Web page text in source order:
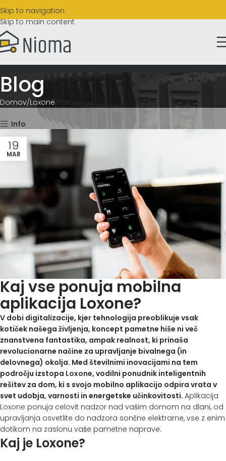
Skip to navigation
Skip to main content
Blog
Domov Loxone
Info
19
MAR
Kaj vse ponuja mobilna
aplikacija Loxone?
V dobi digitalizacije, kjer tehnologija preoblikuje vsak
kotiček našega življenja, koncept pametne hiše ni več
znanstvena fantastika, ampak realnost, ki prinaša
revolucionarne načine za upravljanje bivalnega (in
delovnega) okolja. Med številnimi inovacijami na tem
področju izstopa Loxone, vodilni ponudnik inteligentnih
rešitev za dom, ki s svojo mobilno aplikacijo odpira vrata v
svet udobja, varnosti in energetske učinkovitosti. Aplikacija
Loxone ponuja celovit nadzor nad vašim domom na dlani, od
upravljanja osvetlite do nadzora sončne elektrarne, vse z enim
dotikom na zaslonu vaše pametne naprave.
Kaj je Loxone?